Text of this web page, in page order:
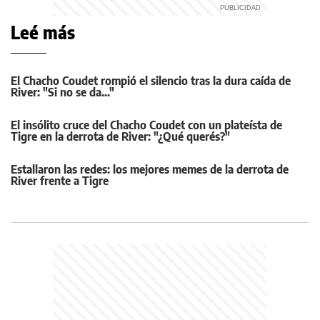
Leé más
El Chacho Coudet rompió el silencio tras la dura caída de
River: "Si no se da..."
El insólito cruce del Chacho Coudet con un plateísta de
Tigre en la derrota de River: "¿Qué querés?"
Estallaron las redes: los mejores memes de la derrota de
River frente a Tigre